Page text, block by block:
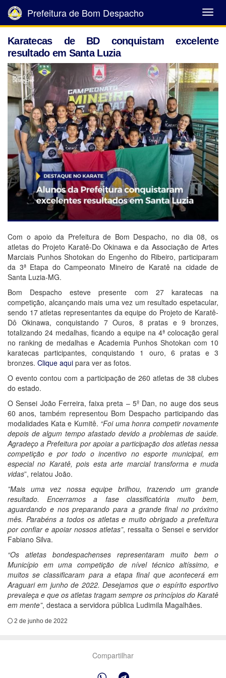
Abrir
Menu
Prefeitura de Bom Despacho
Karatecas de BD conquistam excelente
resultado em Santa Luzia
Com o apoio da Prefeitura de Bom Despacho, no dia 08, os
atletas do Projeto Karatê-Do Okinawa e da Associação de Artes
Marciais Punhos Shotokan do Engenho do Ribeiro, participaram
da 3ª Etapa do Campeonato Mineiro de Karatê na cidade de
Santa Luzia-MG.
Bom Despacho esteve presente com 27 karatecas na
competição, alcançando mais uma vez um resultado espetacular,
sendo 17 atletas representantes da equipe do Projeto de Karatê-
Dô Okinawa, conquistando 7 Ouros, 8 pratas e 9 bronzes,
totalizando 24 medalhas, ficando a equipe na 4ª colocação geral
no ranking de medalhas e Academia Punhos Shotokan com 10
karatecas participantes, conquistando 1 ouro, 6 pratas e 3
bronzes. Clique aqui para ver as fotos.
O evento contou com a participação de 260 atletas de 38 clubes
do estado.
O Sensei João Ferreira, faixa preta – 5º Dan, no auge dos seus
60 anos, também representou Bom Despacho participando das
modalidades Kata e Kumitê. “Foi uma honra competir novamente
depois de algum tempo afastado devido a problemas de saúde.
Agradeço a Prefeitura por apoiar a participação dos atletas nessa
competição e por todo o incentivo no esporte municipal, em
especial no Karatê, pois esta arte marcial transforma e muda
vidas”, relatou João.
”Mais uma vez nossa equipe brilhou, trazendo um grande
resultado. Encerramos a fase classificatória muito bem,
aguardando e nos preparando para a grande final no próximo
mês. Parabéns a todos os atletas e muito obrigado a prefeitura
por confiar e apoiar nossos atletas”, ressalta o Sensei e servidor
Fabiano Silva.
“Os atletas bondespachenses representaram muito bem o
Município em uma competição de nível técnico altíssimo, e
muitos se classificaram para a etapa final que acontecerá em
Araguari em junho de 2022. Desejamos que o espírito esportivo
prevaleça e que os atletas tragam sempre os princípios do Karatê
em mente”, destaca a servidora pública Ludimila Magalhães.
2 de junho de 2022
Compartilhar